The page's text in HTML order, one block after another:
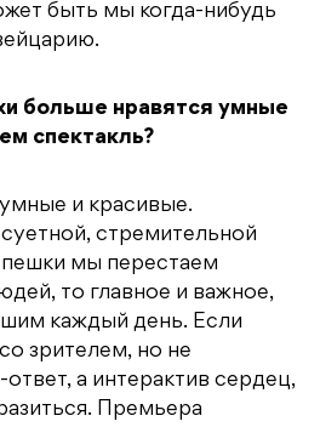
быть мы когда-нибудь
больше нравятся умные
спектакль?
и красивые.
стремительной
мы перестаем
то главное и важное,
каждый день. Если
зрителем, но не
а интерактив сердец,
Премьера